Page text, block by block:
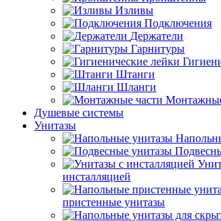
Изливы
Подключения
Держатели
Гарнитуры
Штанги
Шланги
Душевые системы
Унитазы
инсталляцией
пристенные унитазы